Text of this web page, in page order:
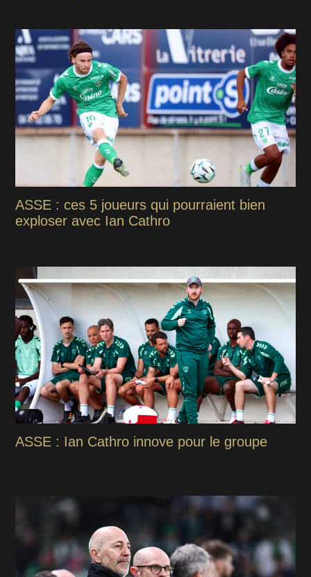
ASSE : ces 5 joueurs qui pourraient bien
exploser avec Ian Cathro
ASSE : Ian Cathro innove pour le groupe